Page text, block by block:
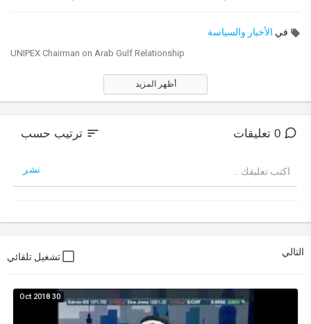
في الأخبار والسياسة
UNIPEX Chairman on Arab Gulf Relationship
أظهر المزيد
sort ترتيب حسب
نشر
التالي تشغيل تلقائي
30 Oct 2018